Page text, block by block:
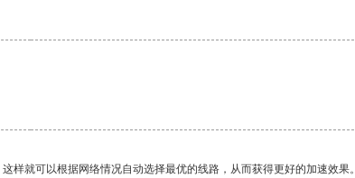
就可以根据网络情况自动选择最优的线路，从而获得更好的加速效果。